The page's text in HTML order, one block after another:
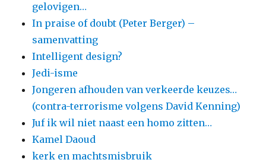
gelovigen…
In praise of doubt (Peter Berger) –
samenvatting
Intelligent design?
Jedi-isme
Jongeren afhouden van verkeerde keuzes…
(contra-terrorisme volgens David Kenning)
Juf ik wil niet naast een homo zitten…
Kamel Daoud
kerk en machtsmisbruik